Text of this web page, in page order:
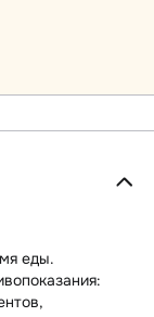
еды.